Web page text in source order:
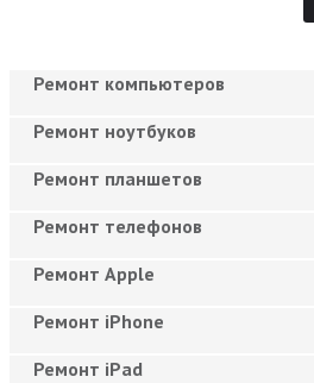
Ремонт компьютеров
Ремонт ноутбуков
Ремонт планшетов
Ремонт телефонов
Ремонт Apple
Ремонт iPhone
Ремонт iPad